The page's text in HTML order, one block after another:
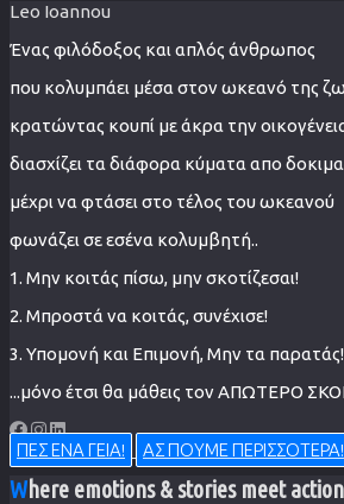
Leo Ioannou
Ένας φιλόδοξος και απλός άνθρωπος
που κολυμπάει μέσα στον ωκεανό της
κρατώντας κουπί με άκρα την
διασχίζει τα διάφορα κύματα απο
μέχρι να φτάσει στο τέλος του ωκεανού
φωνάζει σε εσένα κολυμβητή..
1. Μην κοιτάς πίσω, μην σκοτίζεσαι!
2. Μπροστά να κοιτάς, συνέχισε!
3. Υπομονή και Επιμονή, Μην τα παρατάς!
...μόνο έτσι θα μάθεις τον ΑΠΩΤΕΡΟ
ΠΕΣ ΕΝΑ ΓΕΙΑ! ΑΣ ΠΟΥΜΕ ΠΕΡΙΣΣΟΤΕΡΑ!
Where emotions & stories meet